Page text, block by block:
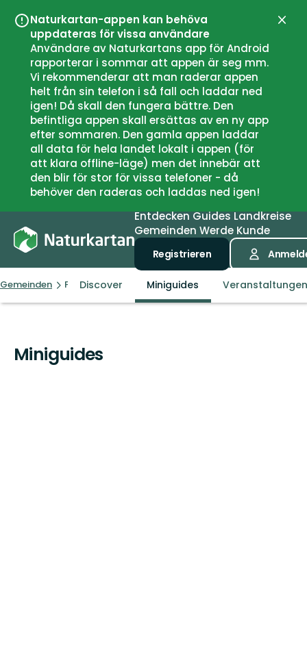
Naturkartan-appen kan behöva
uppdateras för vissa användare
Användare av Naturkartans app för Android
rapporterar i sommar att appen är seg mm.
Vi rekommenderar att man raderar appen
helt från sin telefon i så fall och laddar ned
igen! Då skall den fungera bättre. Den
befintliga appen skall ersättas av en ny app
efter sommaren. Den gamla appen laddar
all data för hela landet lokalt i appen (för
att klara offline-läge) men det innebär att
den blir för stor för vissa telefoner - då
behöver den raderas och laddas ned igen!
EntdeckenGuidesLandkreise
Gemeinden Werde Kunde
Registrieren
Gemeinden Porsgrunn
Discover Miniguides
Miniguides